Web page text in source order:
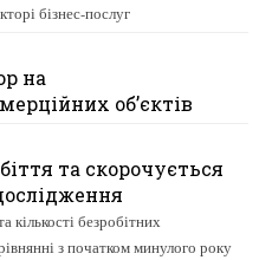
бізнес-послуг
на
об’єктів
та скорочується
кількості безробітних
з початком минулого року